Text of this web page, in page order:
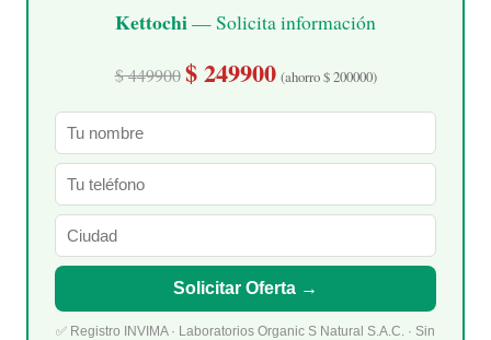
Kettochi— Solicita información
$ 449900 $ 249900 (ahorro $ 200000)
Solicitar Oferta →
✅ Registro INVIMA · Laboratorios Organic S Natural S.A.C. · Sin